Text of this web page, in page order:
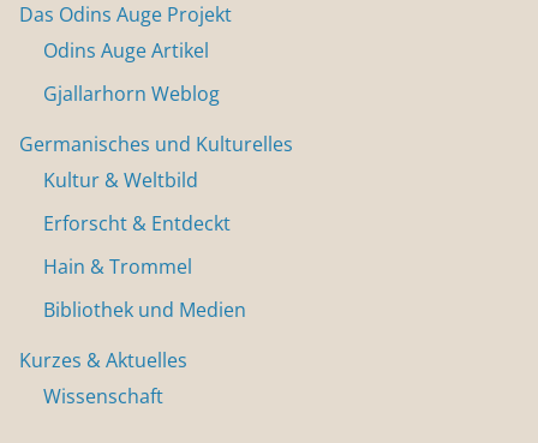
Das Odins Auge Projekt
Odins Auge Artikel
Gjallarhorn Weblog
Germanisches und Kulturelles
Kultur & Weltbild
Erforscht & Entdeckt
Hain & Trommel
Bibliothek und Medien
Kurzes & Aktuelles
Wissenschaft